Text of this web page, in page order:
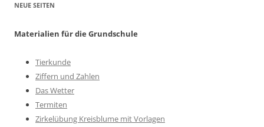
NEUE SEITEN
Materialien für die Grundschule
Tierkunde
Ziffern und Zahlen
Das Wetter
Termiten
Zirkelübung Kreisblume mit Vorlagen